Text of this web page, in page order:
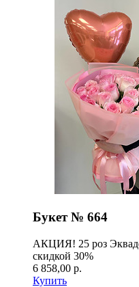
Букет № 664
АКЦИЯ! 25 роз
скидкой 30%
6 858,00 р.
Купить